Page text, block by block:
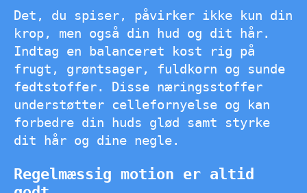
Det, du spiser, påvirker ikke kun din
krop, men også din hud og dit hår.
Indtag en balanceret kost rig på
frugt, grøntsager, fuldkorn og sunde
fedtstoffer. Disse næringsstoffer
understøtter cellefornyelse og kan
forbedre din huds glød samt styrke
dit hår og dine negle.
Regelmæssig motion er altid